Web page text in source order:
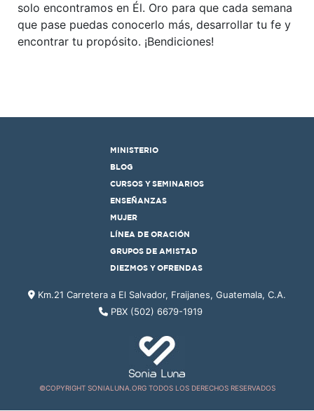
solo encontramos en Él. Oro para que cada semana
que pase puedas conocerlo más, desarrollar tu fe y
encontrar tu propósito. ¡Bendiciones!
MINISTERIO
BLOG
CURSOS Y SEMINARIOS
ENSEÑANZAS
MUJER
LÍNEA DE ORACIÓN
GRUPOS DE AMISTAD
DIEZMOS Y OFRENDAS
Km.21 Carretera a El Salvador, Fraijanes, Guatemala, C.A.
PBX (502) 6679-1919
©COPYRIGHT SONIALUNA.ORG TODOS LOS DERECHOS RESERVADOS